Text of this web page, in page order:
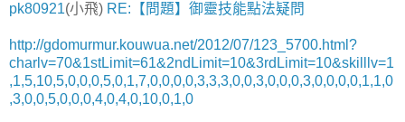
pk80921(小飛) RE:【問題】御靈技能點法疑問
http://gdomurmur.kouwua.net/2012/07/123_5700.html?
charlv=70&1stLimit=61&2ndLimit=10&3rdLimit=10&skilllv=1
,1,5,10,5,0,0,0,5,0,1,7,0,0,0,0,3,3,3,0,0,3,0,0,0,3,0,0,0,0,1,1,0
,3,0,0,5,0,0,0,4,0,4,0,10,0,1,0